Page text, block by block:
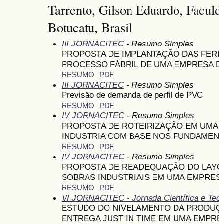
Tarrento, Gilson Eduardo,
Botucatu, Brasil
III JORNACITEC- Resumo Simples
PROPOSTA DE IMPLANTAÇÃO DAS
PROCESSO FÁBRIL DE UMA EMPRESA
RESUMO PDF
III JORNACITEC- Resumo Simples
Previsão de demanda de perfil de PVC
RESUMO PDF
IV JORNACITEC- Resumo Simples
PROPOSTA DE ROTEIRIZAÇÃO EM
INDUSTRIA COM BASE NOS
RESUMO PDF
IV JORNACITEC- Resumo Simples
PROPOSTA DE READEQUAÇÃO DO
SOBRAS INDUSTRIAIS EM UMA
RESUMO PDF
VI JORNACITEC - Jornada Científica e
ESTUDO DO NIVELAMENTO DA
ENTREGA JUST IN TIME EM UMA